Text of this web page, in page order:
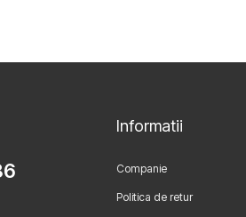
Informatii
Companie
Politica de retur